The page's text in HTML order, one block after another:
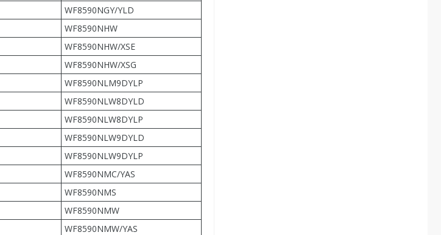
WF8590NGY/YLD
WF8590NHW
WF8590NHW/XSE
WF8590NHW/XSG
WF8590NLM9DYLP
WF8590NLW8DYLD
WF8590NLW8DYLP
WF8590NLW9DYLD
WF8590NLW9DYLP
WF8590NMC/YAS
WF8590NMS
WF8590NMW
WF8590NMW/YAS